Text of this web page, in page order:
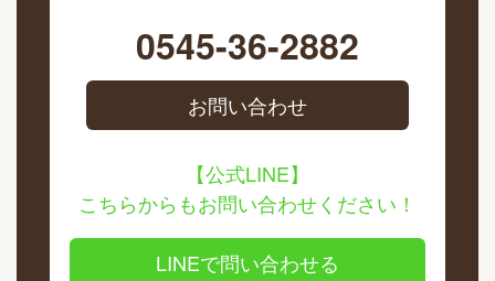
0545-36-2882
お問い合わせ
【公式LINE】
こちらからもお問い合わせください！
LINEで問い合わせる